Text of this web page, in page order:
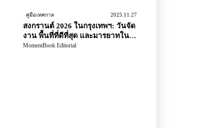
คู่มือเทศกาล 2025.11.27
สงกรานต์ 2026 ในกรุงเทพฯ: วันจัด
งาน พื้นที่ที่ดีที่สุด และมารยาทใน
เทศกาล
MomentBook Editorial